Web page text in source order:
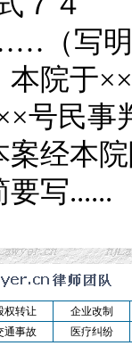
明原
本院于
号民
经本
写......
权转让
企业改制
通事故 医疗纠纷